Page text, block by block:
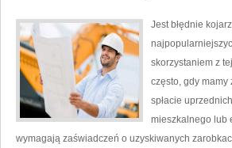
Jest błędnie
skorzystaniem z
często, gdy mamy
spłacie
mieszkalnego lub
wymagają zaświadczeń o uzyskiwanych